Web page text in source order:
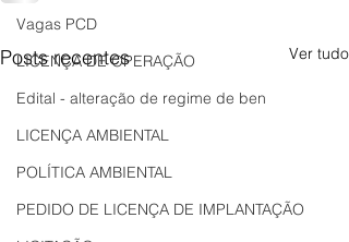
Vagas PCD
LICENÇA DE OPERAÇÃO
Edital - alteração de regime de ben
LICENÇA AMBIENTAL
POLÍTICA AMBIENTAL
PEDIDO DE LICENÇA DE IMPLANTAÇÃO
Posts recentes Ver tudo